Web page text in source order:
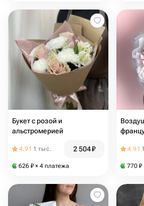
Букет с розой и
альстромерией
4.91 1 тыс. 2 504₽
626 ₽ × 4 платежа
4.91
770 ₽